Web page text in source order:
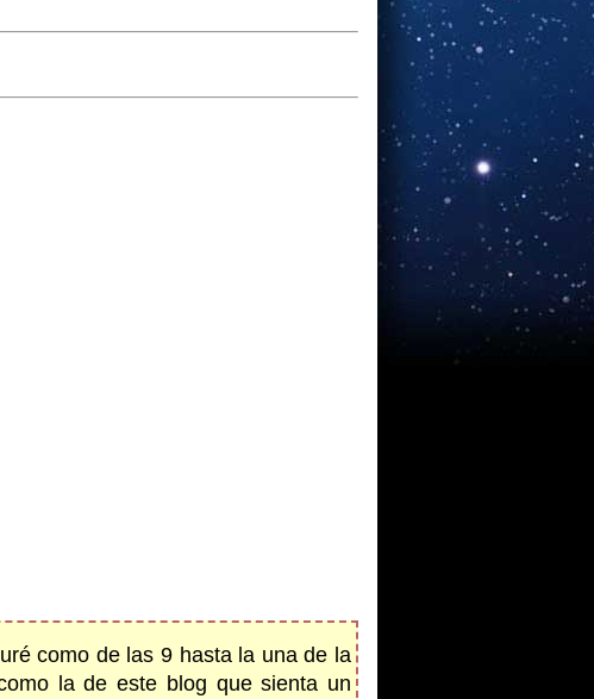
como de las 9 hasta la una de la
la de este blog que sienta un